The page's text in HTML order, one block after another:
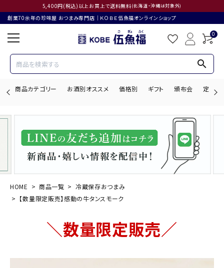
5,400円(税込)以上お買上で送料無料(北海道・沖縄は対象外)
創業70余年の珍味屋 おつまみ専門店│ＫＯＢＥ伍魚福オンラインショップ
0
search
商品カテゴリー お酒別オススメ 価格別 ギフト 頒布会 定期購
search
商品カテゴリー
お酒別オススメ
HOME 商品一覧
冷蔵保存おつまみ
【数量限定販売】感動の牛タンスモーク
＼数量限定販売／